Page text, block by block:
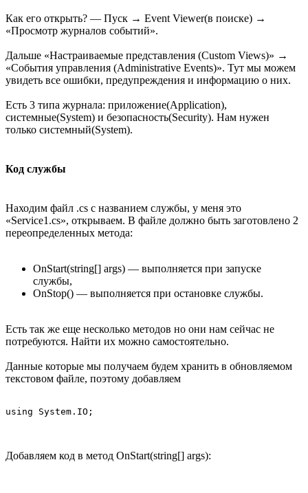
Как его открыть? — Пуск → Event Viewer(в поиске) →
«Просмотр журналов событий».
Дальше «Настраиваемые представления (Custom Views)» →
«События управления (Administrative Events)». Тут мы можем
увидеть все ошибки, предупреждения и информацию о них.
Есть 3 типа журнала: приложение(Application),
системные(System) и безопасность(Security). Нам нужен
только системный(System).
Код службы
Находим файл .cs с названием службы, у меня это
«Service1.cs», открываем. В файле должно быть заготовлено 2
переопределенных метода:
OnStart(string[] args) — выполняется при запуске
службы,
OnStop() — выполняется при остановке службы.
Есть так же еще несколько методов но они нам сейчас не
потребуются. Найти их можно самостоятельно.
Данные которые мы получаем будем хранить в обновляемом
текстовом файле, поэтому добавляем
using System.IO;
Добавляем код в метод OnStart(string[] args):